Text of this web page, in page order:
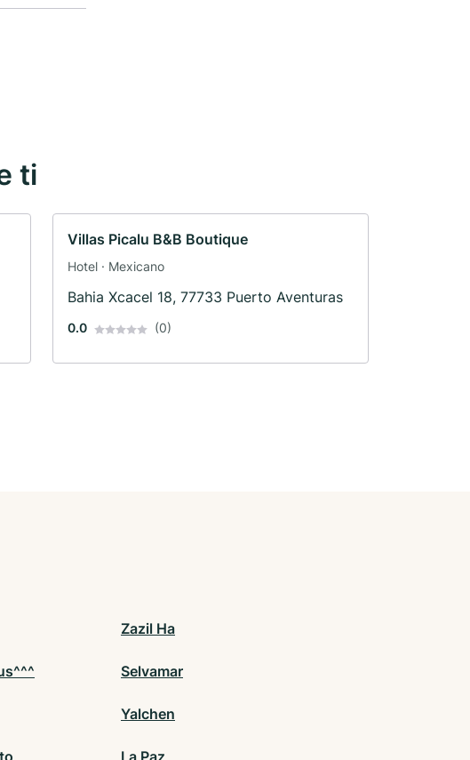
ti
Villas Picalu B&B Boutique
Hotel · Mexicano
Bahia Xcacel 18, 77733 Puerto Aventuras
0.0 (0)
Zazil Ha
Selvamar
Yalchen